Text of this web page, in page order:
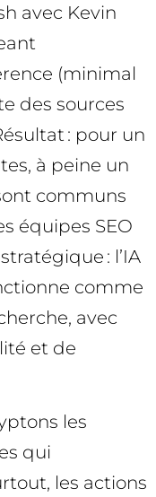
avec Kevin
(minimal
des sources
: pour un
à peine un
communs
équipes SEO
: l’IA
comme
avec
et de
les
qui
les actions